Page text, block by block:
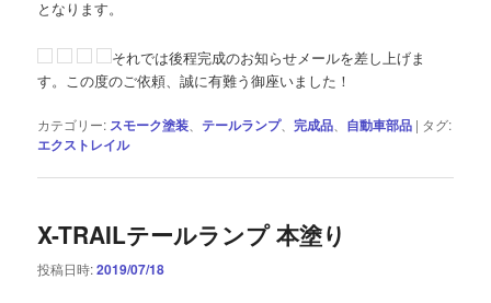
となります。
それでは後程完成のお知らせメールを差し上げま
す。この度のご依頼、誠に有難う御座いました！
カテゴリー: スモーク塗装 テールランプ、完成品 自動車部品 | タグ:
エクストレイル
X-TRAILテールランプ 本塗り
投稿日時:2019/07/18